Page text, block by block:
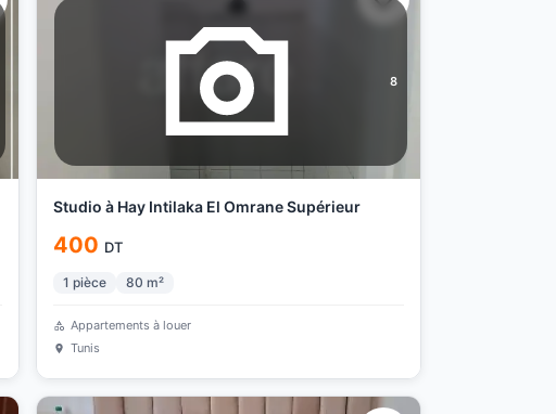
8
Studio à Hay Intilaka El Omrane Supérieur
400 DT
1 pièce 80 m²
Appartements à louer
Tunis